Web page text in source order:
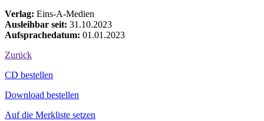
Verlag: Eins-A-Medien
Ausleihbar seit: 31.10.2023
Aufsprachedatum: 01.01.2023
Zurück
Bestell-Aktionen
CD bestellen
Download bestellen
Auf die Merkliste setzen